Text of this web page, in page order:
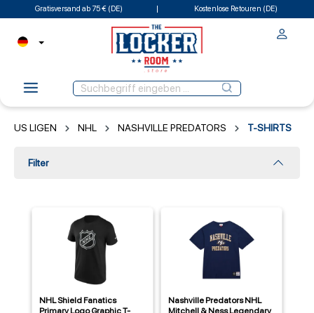
Gratisversand ab 75 € (DE) Kostenlose Retouren (DE)
US LIGEN NHL NASHVILLE PREDATORS T-SHIRTS
Filter
NHL Shield Fanatics
Nashville Predators NHL